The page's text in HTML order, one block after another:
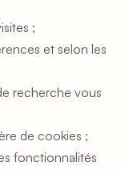
;
et selon les
recherche vous
de cookies ;
fonctionnalités